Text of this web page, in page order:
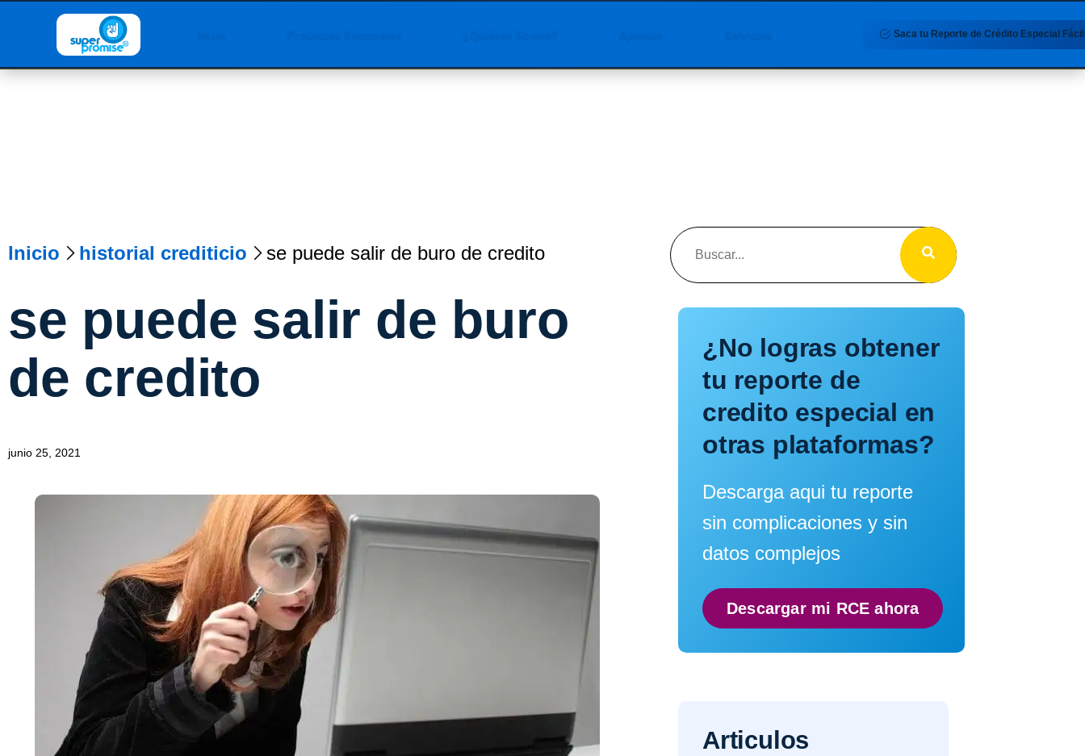
Servicios
Productos financieros ¿Quiénes Somos? Saca tu Reporte de Crédito Especial Fácil
Inicio historial crediticio se puede salir de buro de credito
se puede salir de buro
de credito
junio 25, 2021
¿No logras obtener
tu reporte de
credito especial en
otras plataformas?
Descarga aqui tu reporte
sin complicaciones y sin
datos complejos
Descargar mi RCE ahora
Articulos